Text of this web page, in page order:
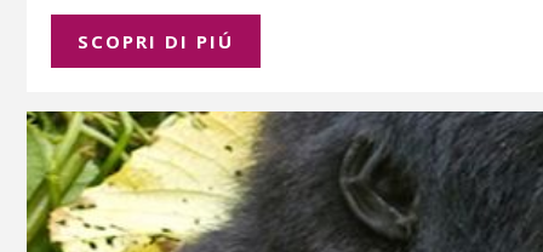
SCOPRI DI PIÚ